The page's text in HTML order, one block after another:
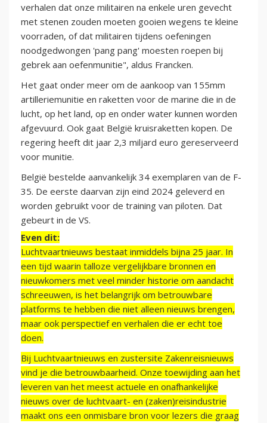
verhalen dat onze militairen na enkele uren gevecht
met stenen zouden moeten gooien wegens te kleine
voorraden, of dat militairen tijdens oefeningen
noodgedwongen 'pang pang' moesten roepen bij
gebrek aan oefenmunitie", aldus Francken.
Het gaat onder meer om de aankoop van 155mm
artilleriemunitie en raketten voor de marine die in de
lucht, op het land, op en onder water kunnen worden
afgevuurd. Ook gaat België kruisraketten kopen. De
regering heeft dit jaar 2,3 miljard euro gereserveerd
voor munitie.
België bestelde aanvankelijk 34 exemplaren van de F-
35. De eerste daarvan zijn eind 2024 geleverd en
worden gebruikt voor de training van piloten. Dat
gebeurt in de VS.
Even dit:
Luchtvaartnieuws bestaat inmiddels bijna 25 jaar. In
een tijd waarin talloze vergelijkbare bronnen en
nieuwkomers met veel minder historie om aandacht
schreeuwen, is het belangrijk om betrouwbare
platforms te hebben die niet alleen nieuws brengen,
maar ook perspectief en verhalen die er echt toe
doen.
Bij Luchtvaartnieuws en zustersite Zakenreisnieuws
vind je die betrouwbaarheid. Onze toewijding aan het
leveren van het meest actuele en onafhankelijke
nieuws over de luchtvaart- en (zaken)reisindustrie
maakt ons een onmisbare bron voor lezers die graag